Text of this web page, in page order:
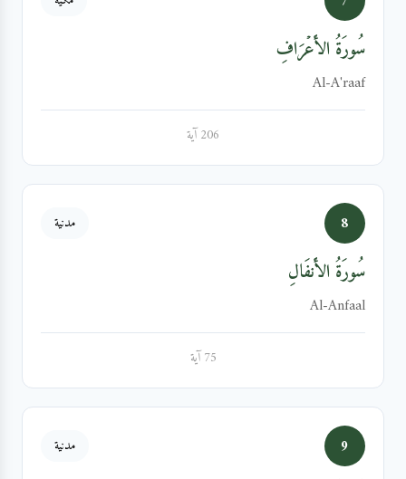
سُورَةُ الأَعۡرَافِ
Al-A'raaf
206 آية
8 مدنية
سُورَةُ الأَنفَالِ
Al-Anfaal
75 آية
9 مدنية